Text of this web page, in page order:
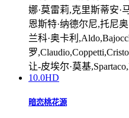
娜·莫雷莉,克里斯蒂安·
恩斯特·纳德尔尼,托尼
兰科·奥卡利
罗
让-皮埃尔·莫基
10.0HD
暗恋桃花源